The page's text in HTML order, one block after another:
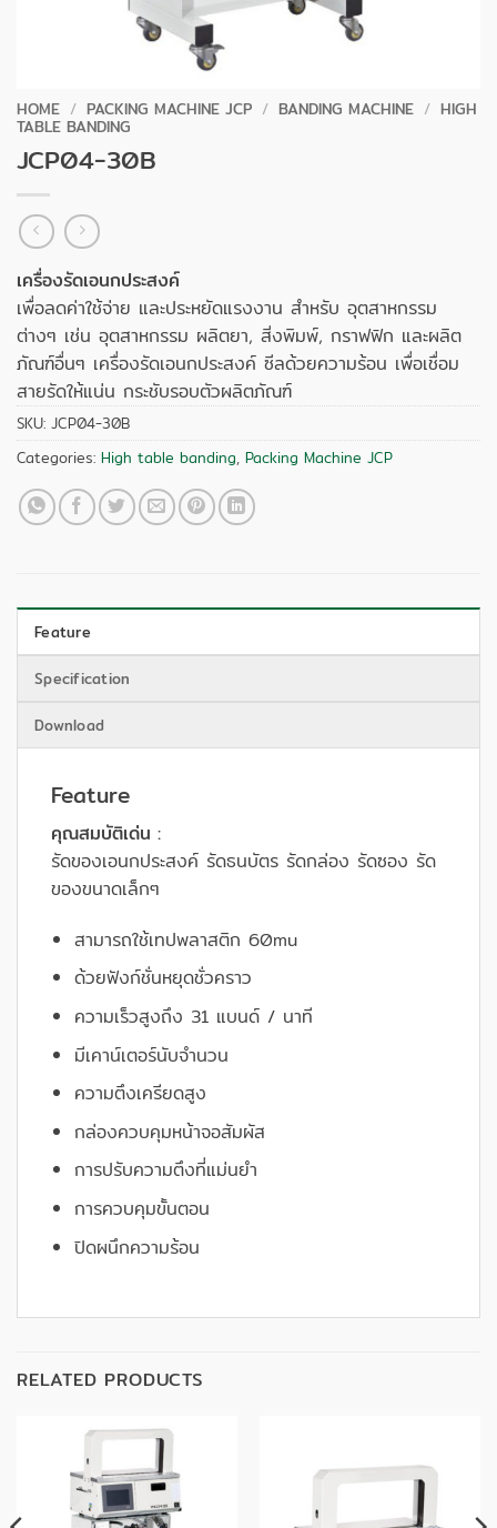
HOME / PACKING MACHINE JCP / BANDING MACHINE / HIGH
TABLE BANDING
JCP04-30B
เครื่องรัดเอนกประสงค์
เพื่อลดค่าใช้จ่าย และประหยัดแรงงาน สำหรับ อุตสาหกรรม
ต่างๆ เช่น อุตสาหกรรม ผลิตยา, สิ่งพิมพ์, กราฟฟิก และผลิต
ภัณฑ์อื่นๆ เครื่องรัดเอนกประสงค์ ซีลด้วยความร้อน เพื่อเชื่อม
สายรัดให้แน่น กระชับรอบตัวผลิตภัณฑ์
SKU: JCP04-30B
Categories: High table banding, Packing Machine JCP
Feature
Specification
Download
Feature
คุณสมบัติเด่น :
รัดของเอนกประสงค์ รัดธนบัตร รัดกล่อง รัดซอง รัด
ของขนาดเล็กๆ
สามารถใช้เทปพลาสติก 60mu
ด้วยฟังก์ชั่นหยุดชั่วคราว
ความเร็วสูงถึง 31 แบนด์ / นาที
มีเคาน์เตอร์นับจำนวน
ความตึงเครียดสูง
กล่องควบคุมหน้าจอสัมผัส
การปรับความตึงที่แม่นยำ
การควบคุมขั้นตอน
ปิดผนึกความร้อน
RELATED PRODUCTS